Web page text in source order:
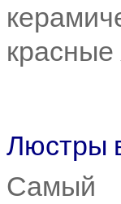
красные
Люстры
Самый